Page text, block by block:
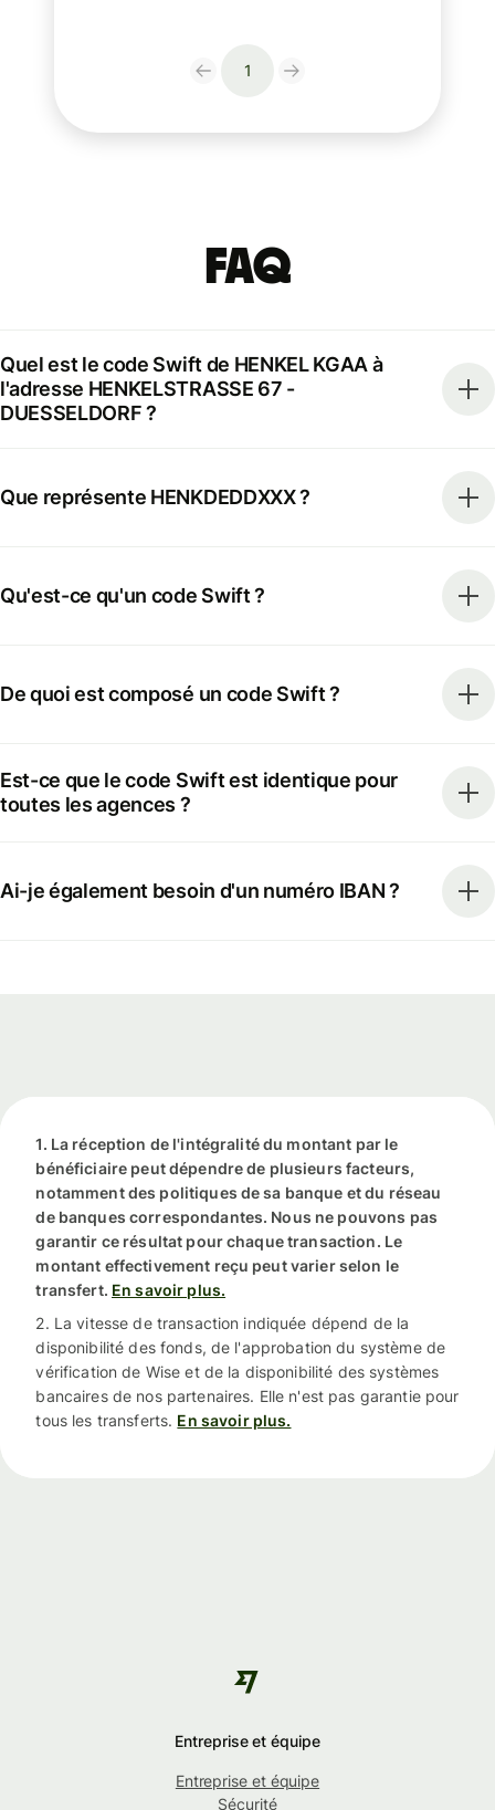
1
FAQ
Quel est le code Swift de HENKEL KGAA à
l'adresse HENKELSTRASSE 67 -
DUESSELDORF ?
Que représente HENKDEDDXXX ?
Qu'est-ce qu'un code Swift ?
De quoi est composé un code Swift ?
Est-ce que le code Swift est identique pour
toutes les agences ?
Ai-je également besoin d'un numéro IBAN ?
1. La réception de l'intégralité du montant par le
bénéficiaire peut dépendre de plusieurs facteurs,
notamment des politiques de sa banque et du réseau
de banques correspondantes. Nous ne pouvons pas
garantir ce résultat pour chaque transaction. Le
montant effectivement reçu peut varier selon le
transfert. En savoir plus.
2. La vitesse de transaction indiquée dépend de la
disponibilité des fonds, de l'approbation du système de
vérification de Wise et de la disponibilité des systèmes
bancaires de nos partenaires. Elle n'est pas garantie pour
tous les transferts. En savoir plus.
Entreprise et équipe
Entreprise et équipe
Sécurité